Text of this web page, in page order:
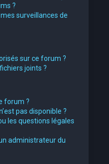
?
surveillances de
sur ce forum ?
joints ?
forum ?
pas disponible ?
les questions légales
administrateur du